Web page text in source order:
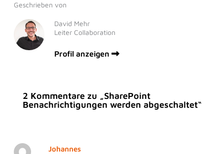
Geschrieben von
David Mehr
Leiter Collaboration
Profil anzeigen
2 Kommentare zu „SharePoint
Benachrichtigungen werden abgeschaltet“
Johannes